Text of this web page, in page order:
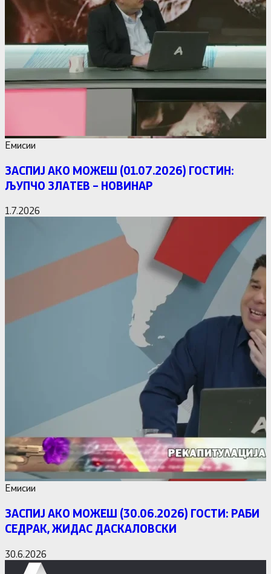
Емисии
ЗАСПИЈ АКО МОЖЕШ (01.07.2026) ГОСТИН:
ЉУПЧО ЗЛАТЕВ – НОВИНАР
1.7.2026
Емисии
ЗАСПИЈ АКО МОЖЕШ (30.06.2026) ГОСТИ: РАБИ
СЕДРАК, ЖИДАС ДАСКАЛОВСКИ
30.6.2026